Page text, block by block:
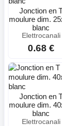
Jonction en
moulure dim.
blanc
Elettrocanali
0.68 €
Jonction en
moulure dim.
blanc
Elettrocanali